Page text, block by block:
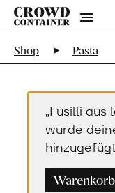
Menu
Shop Pasta
„Fusilli aus
wurde